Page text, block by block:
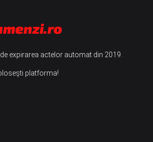
expirarea actelor automat din 2019.
platforma!